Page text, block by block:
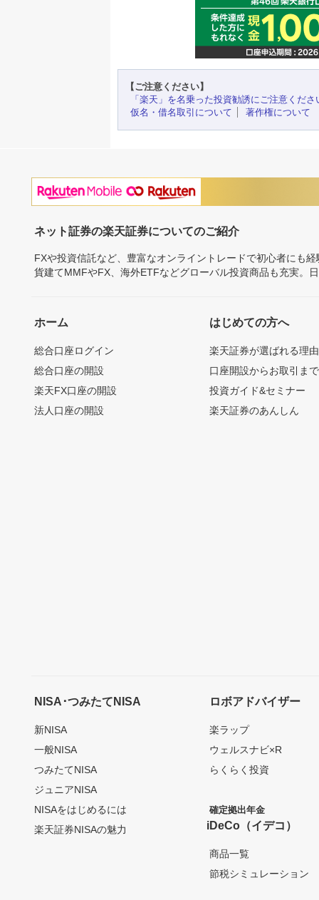
【ご注意ください】
「楽天」を名乗った投資勧誘にご注意くださ
仮名・借名取引について
著作権について
ネット証券の楽天証券についてのご紹介
FXや投資信託など、豊富なオンライントレードで初心者にも
貨建てMMFやFX、海外ETFなどグローバル投資商品も充実。
ホーム
総合口座ログイン
総合口座の開設
楽天FX口座の開設
法人口座の開設
はじめての方へ
楽天証券が選ばれる理由
口座開設からお取引ま
投資ガイド&セミナー
楽天証券のあんしん
NISA･つみたてNISA
新NISA
一般NISA
つみたてNISA
ジュニアNISA
NISAをはじめるには
楽天証券NISAの魅力
ロボアドバイザー
楽ラップ
ウェルスナビ×R
らくらく投資
確定拠出年金
iDeCo（イデコ）
商品一覧
節税シミュレーション